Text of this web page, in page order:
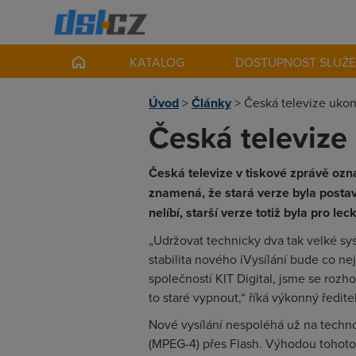
KATALOG DOSTUPNOST
Úvod>Články> Česká televize
Česká
Česká televize v tiskové zprávě
znamená, že stará verze byla
nelíbí, starší verze totiž byla pro
„Udržovat technicky dva tak velké
stabilita nového iVysílání bude co
společností KIT Digital, jsme se
to staré vypnout,“ říká výkonný
Nové vysílání nespoléhá už na
(MPEG-4) přes Flash. Výhodou